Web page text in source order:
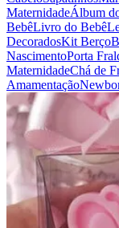
MaternidadeÁlbum
BebêLivro do Bebê
DecoradosKit Berço
NascimentoPorta
MaternidadeChá de
Amamentação